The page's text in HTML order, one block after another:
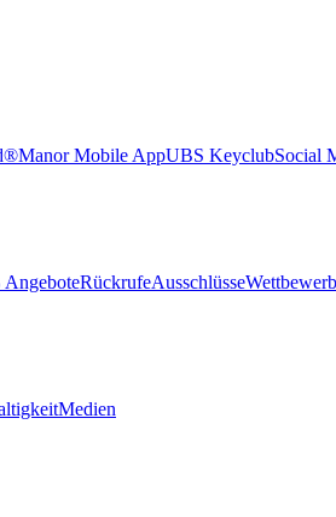
Manor Mobile AppUBS KeyclubSocial
RückrufeAusschlüsse
Medien